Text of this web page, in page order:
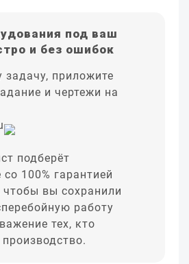
под ваш
и без ошибок
приложите
и чертежи на
подберёт
100% гарантией
чтобы вы сохранили
работу
тех, кто